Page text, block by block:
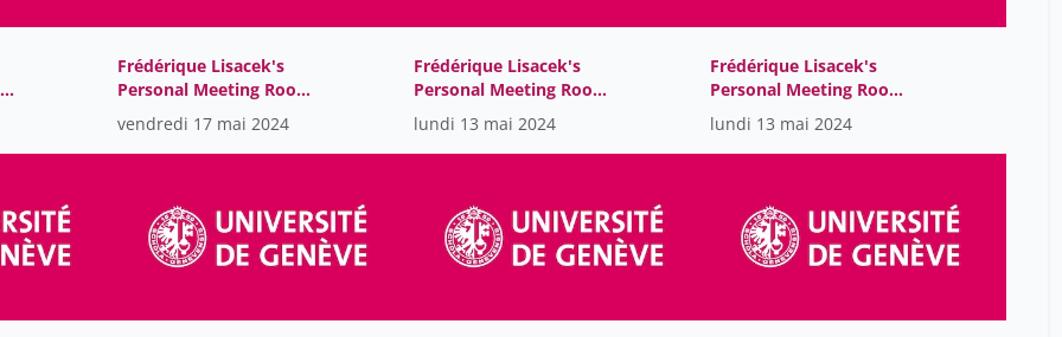
Frédérique Lisacek's
Personal Meeting Room-
GMT2024-05-
17T06:16:26Z
vendredi 17 mai 2024
Frédérique Lisacek's
Personal Meeting Room-
GMT2024-05-
13T07:18:05Z
lundi 13 mai 2024
Frédérique Lisacek's
Personal Meeting Room-
GMT2024-05-
06T07:22:03Z
lundi 13 mai 2024